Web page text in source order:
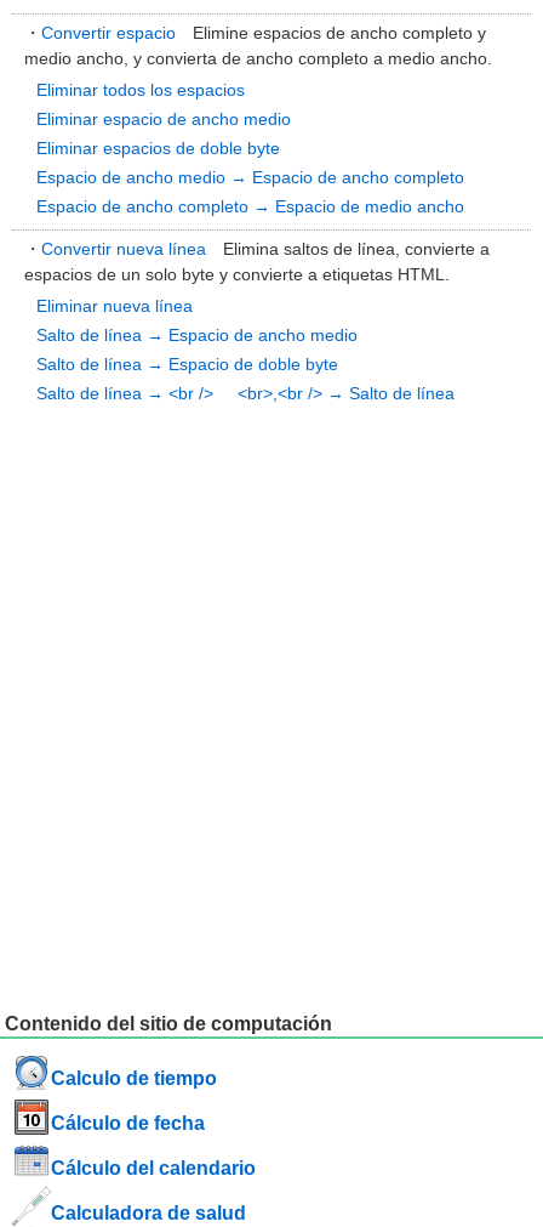
・ Convertir espacio Elimine espacios de ancho completo y
medio ancho, y convierta de ancho completo a medio ancho.
Eliminar todos los espacios
Eliminar espacio de ancho medio
Eliminar espacios de doble byte
Espacio de ancho medio → Espacio de ancho completo
Espacio de ancho completo → Espacio de medio ancho
・ Convertir nueva línea Elimina saltos de línea, convierte a
espacios de un solo byte y convierte a etiquetas HTML.
Eliminar nueva línea
Salto de línea → Espacio de ancho medio
Salto de línea → Espacio de doble byte
Salto de línea → <br />
<br>,<br /> → Salto de línea
Contenido del sitio de computación
Calculo de tiempo
Cálculo de fecha
Cálculo del calendario
Calculadora de salud